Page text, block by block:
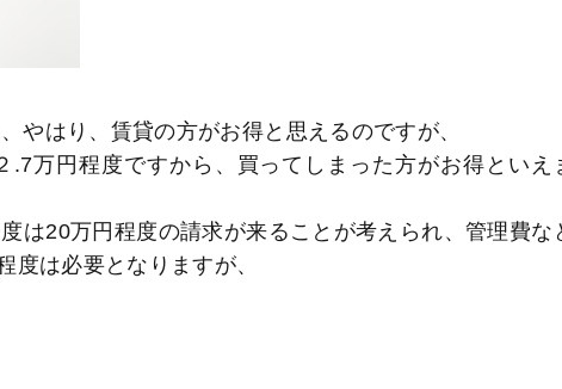
やはり、賃貸の方がお得と思えるのですが、
万円程度ですから、買ってしまった方がお得といえ
は20万円程度の請求が来ることが考えられ、管理費な
は必要となりますが、